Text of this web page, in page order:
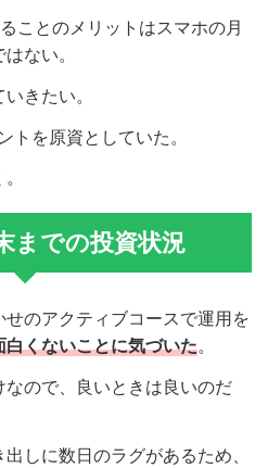
ことのメリットはスマホの月
ない。
きたい。
トを原資としていた。
までの投資状況
のアクティブコースで運用を
白くないことに気づいた。
ので、良いときは良いのだ
しに数日のラグがあるため、